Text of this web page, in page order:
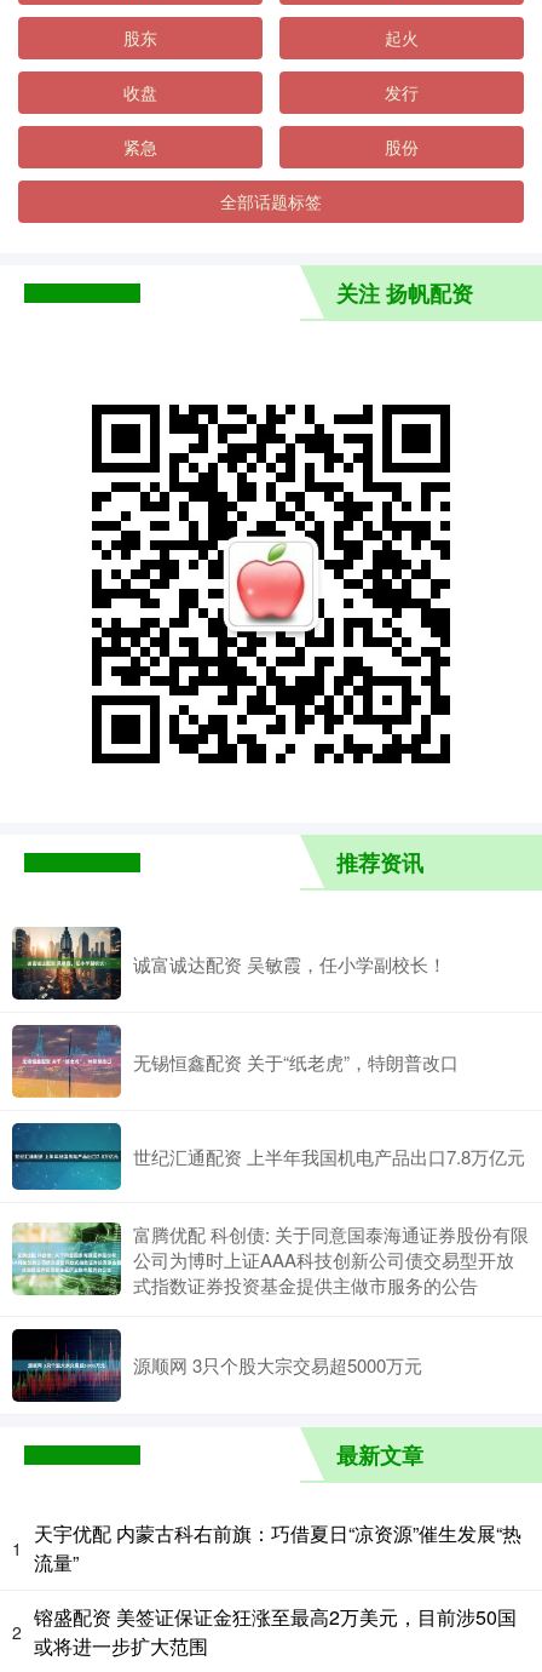
股东 起火
收盘 发行
紧急 股份
全部话题标签
关注 扬帆配资
推荐资讯
诚富诚达配资 吴敏霞，任小学副校长！
无锡恒鑫配资 关于“纸老虎”，特朗普改口
世纪汇通配资 上半年我国机电产品出口7.8万亿元
富腾优配 科创债: 关于同意国泰海通证券股份有限
公司为博时上证AAA科技创新公司债交易型开放
式指数证券投资基金提供主做市服务的公告
源顺网 3只个股大宗交易超5000万元
最新文章
1
天宇优配 内蒙古科右前旗：巧借夏日“凉资源”催生发展“热
流量”
2
镕盛配资 美签证保证金狂涨至最高2万美元，目前涉50国
或将进一步扩大范围